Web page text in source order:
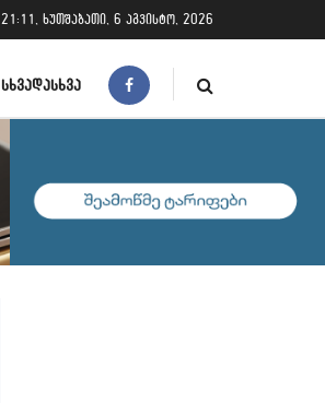
21:11, ხუთშაბათი, 6 აგვისტო, 2026
ᲡᲮᲕᲐᲓᲐᲡᲮᲕᲐ